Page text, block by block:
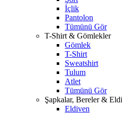
İçlik
Pantolon
Tümünü Gör
T-Shirt & Gömlekler
Gömlek
T-Shirt
Sweatshirt
Tulum
Atlet
Tümünü Gör
Şapkalar, Bereler &
Eldiven